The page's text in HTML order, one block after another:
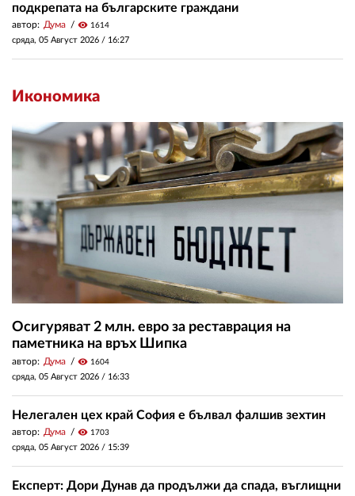
подкрепата на българските граждани
автор: Дума visibility 1614
сряда, 05 Август 2026 / 16:27
Икономика
Осигуряват 2 млн. евро за реставрация на
паметника на връх Шипка
автор: Дума visibility 1604
сряда, 05 Август 2026 / 16:33
Нелегален цех край София е бълвал фалшив зехтин
автор: Дума visibility 1703
сряда, 05 Август 2026 / 15:39
Експерт: Дори Дунав да продължи да спада, въглищни